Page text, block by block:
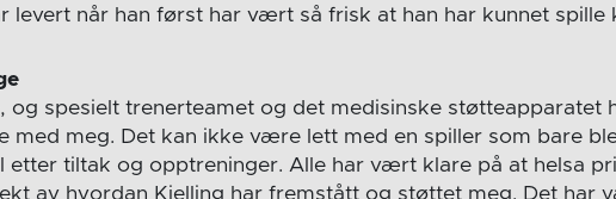
levert når han først har vært så frisk at han har kunnet spille
og spesielt trenerteamet og det medisinske støtteapparatet
med meg. Det kan ikke være lett med en spiller som bare
etter tiltak og opptreninger. Alle har vært klare på at helsa
av hvordan Kjelling har fremstått og støttet meg. Det har